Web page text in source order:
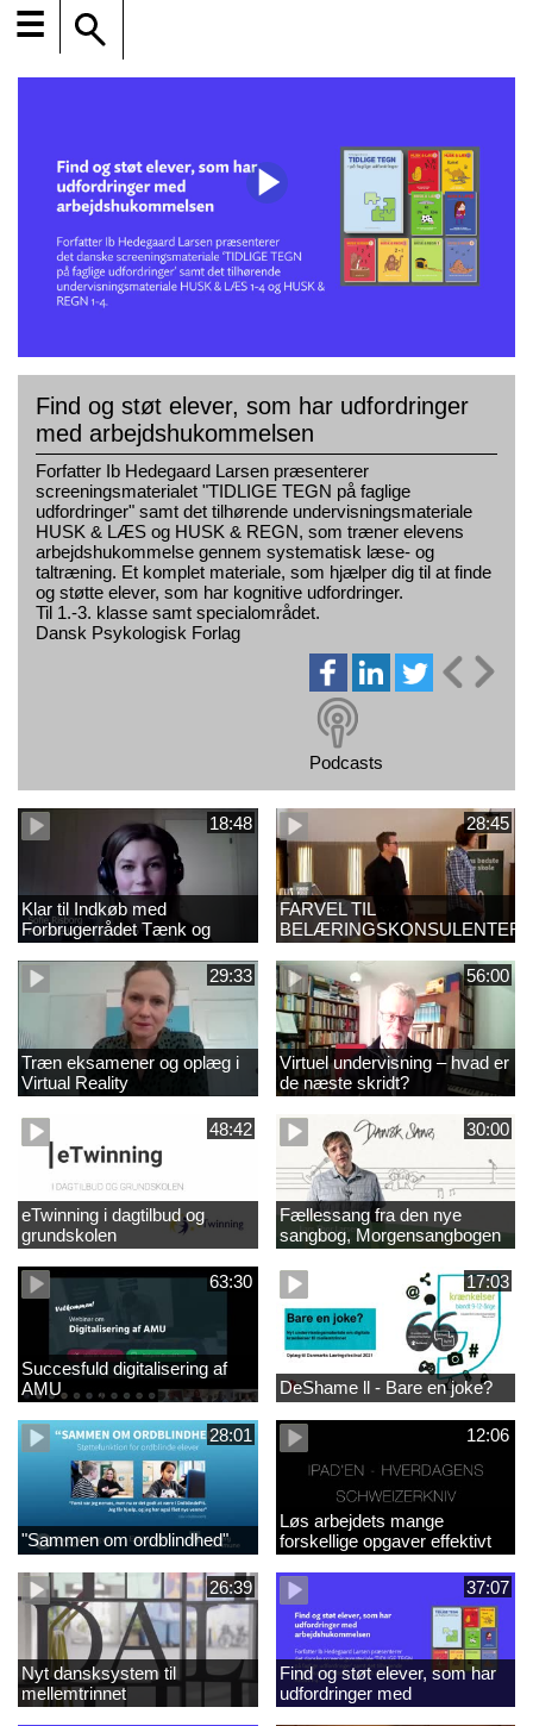
☰
Find og støt elever, som har udfordringer
med arbejdshukommelsen
Forfatter Ib Hedegaard Larsen præsenterer
screeningsmaterialet "TIDLIGE TEGN på faglige
udfordringer" samt det tilhørende undervisningsmateriale
HUSK & LÆS og HUSK & REGN, som træner elevens
arbejdshukommelse gennem systematisk læse- og
taltræning. Et komplet materiale, som hjælper dig til at finde
og støtte elever, som har kognitive udfordringer.
Til 1.-3. klasse samt specialområdet.
Dansk Psykologisk Forlag
Podcasts
18:48
Klar til Indkøb med
Forbrugerrådet Tænk og
28:45
FARVEL TIL
29:33
Træn eksamener og oplæg i
Virtual Reality
56:00
Virtuel undervisning – hvad er
de næste skridt?
48:42
eTwinning i dagtilbud og
grundskolen
30:00
Fællessang fra den nye
sangbog, Morgensangbogen
(4)
63:30
Succesfuld digitalisering af
AMU
17:03
DeShame ll - Bare en joke?
28:01
"Sammen om ordblindhed"
12:06
Løs arbejdets mange
forskellige opgaver effektivt
med iPad
26:39
Nyt dansksystem til
mellemtrinnet
37:07
Find og støt elever, som har
udfordringer med
arbejdshukommelsen